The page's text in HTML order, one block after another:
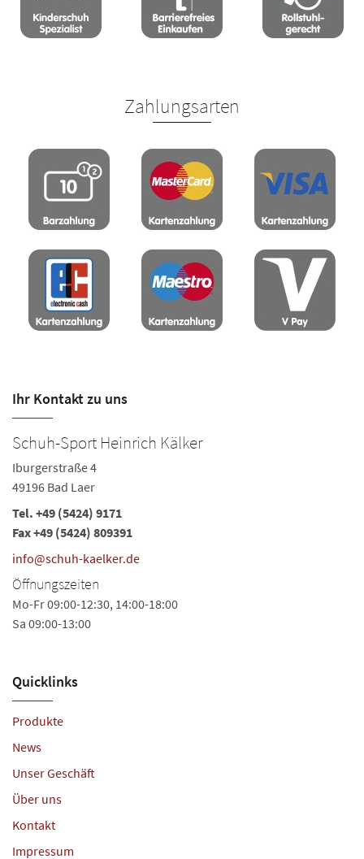
Zahlungsarten
Ihr Kontakt zu uns
Schuh-Sport Heinrich Kälker
Iburgerstraße 4
49196 Bad Laer
Tel. +49 (5424) 9171
Fax +49 (5424) 809391
info@schuh-kaelker.de
Öffnungszeiten
Mo-Fr 09:00-12:30, 14:00-18:00
Sa 09:00-13:00
Quicklinks
Produkte
News
Unser Geschäft
Über uns
Kontakt
Impressum